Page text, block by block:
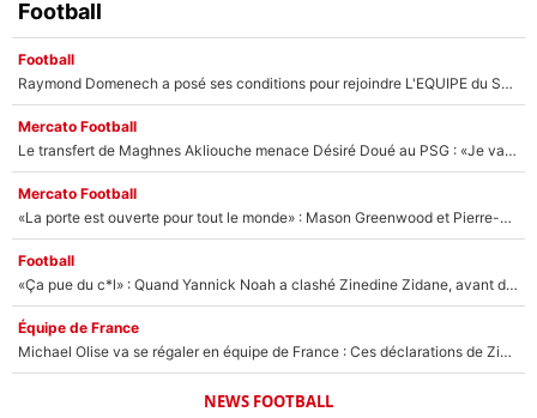
Football
Football
Raymond Domenech a posé ses conditions pour rejoindre L'EQUIPE du Soir : Il refuse de faire l'émission avec un autre chroniqueur !
Mercato Football
Le transfert de Maghnes Akliouche menace Désiré Doué au PSG : «Je valide à 200%»
Mercato Football
«La porte est ouverte pour tout le monde» : Mason Greenwood et Pierre-Emerick Aubameyang ont quitté l'OM, Amine Gouiri balance sur la suite du mercato et sur la réaction du vestiaire !
Football
«Ça pue du c*l» : Quand Yannick Noah a clashé Zinedine Zidane, avant de se faire recadrer par le nouveau sélectionneur de l'équipe de France !
Équipe de France
Michael Olise va se régaler en équipe de France : Ces déclarations de Zinedine Zidane qui prouvent qu'il va tout miser sur la star du Bayern Munich !
NEWS FOOTBALL